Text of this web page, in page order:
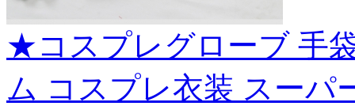
★コスプレグローブ 手
ム コスプレ衣装 スーパ